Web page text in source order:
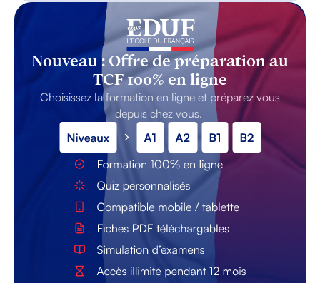
Nouveau : Offre de préparation au
TCF 100% en ligne
Choisissez la formation en ligne et préparez vous
depuis chez vous.